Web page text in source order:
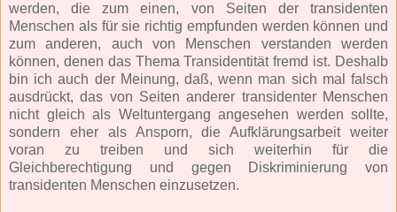
werden, die zum einen, von Seiten der transidenten
Menschen als für sie richtig empfunden werden können und
zum anderen, auch von Menschen verstanden werden
können, denen das Thema Transidentität fremd ist. Deshalb
bin ich auch der Meinung, daß, wenn man sich mal falsch
ausdrückt, das von Seiten anderer transidenter Menschen
nicht gleich als Weltuntergang angesehen werden sollte,
sondern eher als Ansporn, die Aufklärungsarbeit weiter
voran zu treiben und sich weiterhin für die
Gleichberechtigung und gegen Diskriminierung von
transidenten Menschen einzusetzen.